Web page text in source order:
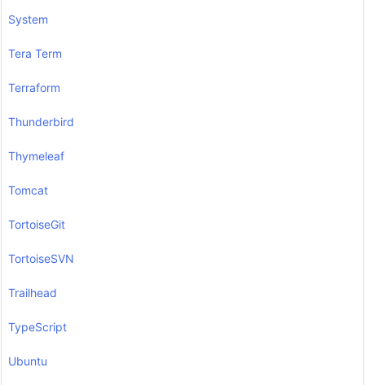
System
Tera Term
Terraform
Thunderbird
Thymeleaf
Tomcat
TortoiseGit
TortoiseSVN
Trailhead
TypeScript
Ubuntu